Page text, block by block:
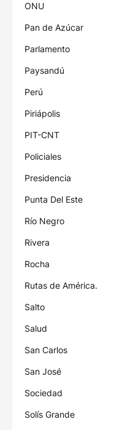
ONU
Pan de Azúcar
Parlamento
Paysandú
Perú
Piriápolis
PIT-CNT
Policiales
Presidencia
Punta Del Este
Río Negro
Rivera
Rocha
Rutas de América.
Salto
Salud
San Carlos
San José
Sociedad
Solís Grande